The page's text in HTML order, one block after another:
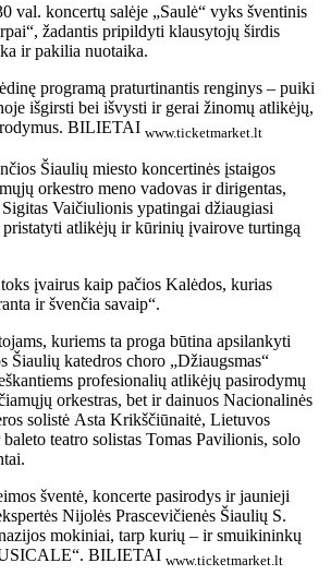
val. koncertų salėje „Saulė“ vyks šventinis
žadantis pripildyti klausytojų širdis
ir pakilia nuotaika.
programą praturtinantis renginys – puiki
išgirsti bei išvysti ir gerai žinomų atlikėjų,
BILIETAI www.ticketmarket.lt
Šiaulių miesto koncertinės įstaigos
orkestro meno vadovas ir dirigentas,
Vaičiulionis ypatingai džiaugiasi
pristatyti atlikėjų ir kūrinių įvairove turtingą
įvairus kaip pačios Kalėdos, kurias
ir švenčia savaip“.
kuriems ta proga būtina apsilankyti
Šiaulių katedros choro „Džiaugsmas“
profesionalių atlikėjų pasirodymų
orkestras, bet ir dainuos Nacionalinės
solistė Asta Krikščiūnaitė, Lietuvos
teatro solistas Tomas Pavilionis, solo
šventė, koncerte pasirodys ir jaunieji
Nijolės Prascevičienės Šiaulių S.
mokiniai, tarp kurių – ir smuikininkų
BILIETAI www.ticketmarket.lt